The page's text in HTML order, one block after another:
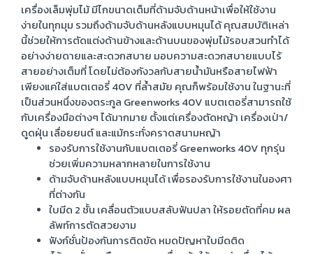
เครื่องเล็มพุ่มไม้ มีไกขนาดเต็มที่ด้ามจับด้านหน้าเพื่อให้ใช้งาน
ง่ายในทุกมุม รวมถึงด้ามจับด้านหลังแบบหมุนได้ คุณสมบัติเหล่า
นี้ช่วยให้การตัดแต่งด้านข้างและด้านบนของพุ่มไม้รอบสวนทำได้
อย่างง่ายดายและสะดวกสบาย มอบความสะดวกสบายแบบไร้
สายอย่างเต็มที่ โดยไม่ต้องกังวลกับสายน้ำมันหรือสายไฟฟ้า
เพียงแค่ใส่แบตเตอรี่ 40V ที่ล้ำสมัย คุณก็พร้อมใช้งาน ในฐานะที่
เป็นส่วนหนึ่งของตระกูล Greenworks 40V แบตเตอรี่สามารถใช้
กับเครื่องมือต่างๆ ได้มากมาย ตั้งแต่เครื่องตัดหญ้า เครื่องเป่า/
ดูดฝุ่น เลื่อยยนต์ และแม้กระทั่งคราดสนามหญ้า
รองรับการใช้งานกับแบตเตอรี่ Greenworks 40V ทุกรุ่น
ช่วยเพิ่มความหลากหลายในการใช้งาน
ด้ามจับด้านหลังแบบหมุนได้ เพื่อรองรับการใช้งานในองศา
ที่ต่างกัน
ใบมีด 2 ชั้น เคลื่อนตัวแบบสลับฟันปลา ให้รอยตัดที่คม ผล
ลัพท์การตัดสวยงาม
ฟังก์ชั่นป้องกันการติดขัด หมดปัญหาใบมีดติด